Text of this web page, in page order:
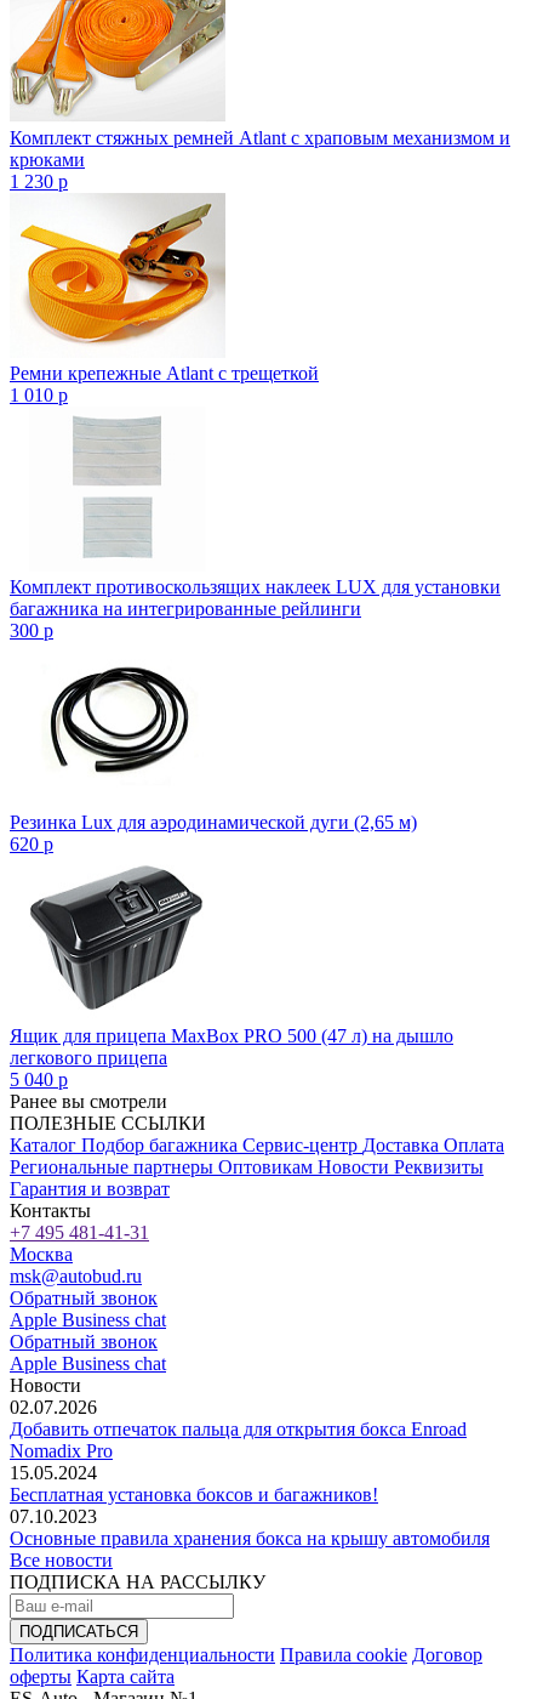
Комплект стяжных ремней Atlant с храповым механизмом и
крюками
1 230 p
Ремни крепежные Atlant с трещеткой
1 010 p
Комплект противоскользящих наклеек LUX для установки
багажника на интегрированные рейлинги
300 p
Резинка Lux для аэродинамической дуги (2,65 м)
620 p
Ящик для прицепа MaxBox PRO 500 (47 л) на дышло
легкового прицепа
5 040 p
Ранее вы смотрели
ПОЛЕЗНЫЕ ССЫЛКИ
Каталог Подбор багажника Сервис-центр Доставка Оплата
Региональные партнеры Оптовикам Новости Реквизиты
Гарантия и возврат
Контакты
+7 495 481-41-31
Москва
msk@autobud.ru
Обратный звонок
Apple Business chat
Обратный звонок
Apple Business chat
Новости
02.07.2026
Добавить отпечаток пальца для открытия бокса Enroad
Nomadix Pro
15.05.2024
Бесплатная установка боксов и багажников!
07.10.2023
Основные правила хранения бокса на крышу автомобиля
Все новости
ПОДПИСКА НА РАССЫЛКУ
Политика конфиденциальности Правила cookie Договор
оферты Карта сайта